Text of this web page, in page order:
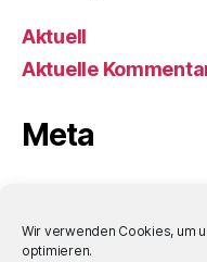
Wir verwenden Cookies, um
optimieren.
Aktuell
Aktuelle
Meta
Eintrags-Feed
Kommentar-Feed